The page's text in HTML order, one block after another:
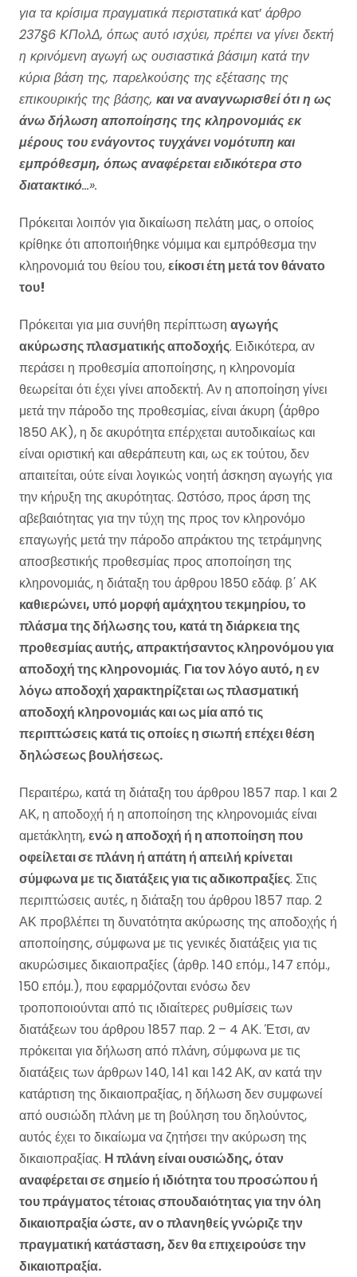
για τα κρίσιμα πραγματικά περιστατικάκατ’ άρθρο
237§6 ΚΠολΔ, όπως αυτό ισχύει, πρέπει να γίνει δεκτή
η κρινόμενη αγωγή ως ουσιαστικά βάσιμη κατά την
κύρια βάση της, παρελκούσης της εξέτασης της
επικουρικής της βάσης, και να αναγνωρισθεί ότι η ως
άνω δήλωση αποποίησης της κληρονομιάς εκ
μέρους του ενάγοντος τυγχάνει νομότυπη και
εμπρόθεσμη, όπως αναφέρεται ειδικότερα στο
διατακτικό…».
Πρόκειται λοιπόν για δικαίωση πελάτη μας, ο οποίος
κρίθηκε ότι αποποιήθηκε νόμιμα και εμπρόθεσμα την
κληρονομιά του θείου του,είκοσι έτη μετά τον θάνατο
του!
Πρόκειται για μια συνήθη περίπτωση αγωγής
ακύρωσης πλασματικής αποδοχής. Ειδικότερα, αν
περάσει η προθεσμία αποποίησης, η κληρονομία
θεωρείται ότι έχει γίνει αποδεκτή. Αν η αποποίηση γίνει
μετά την πάροδο της προθεσμίας, είναι άκυρη (άρθρο
1850 ΑΚ), η δε ακυρότητα επέρχεται αυτοδικαίως και
είναι οριστική και αθεράπευτη και, ως εκ τούτου, δεν
απαιτείται, ούτε είναι λογικώς νοητή άσκηση αγωγής για
την κήρυξη της ακυρότητας. Ωστόσο, προς άρση της
αβεβαιότητας για την τύχη της προς τον κληρονόμο
επαγωγής μετά την πάροδο απράκτου της τετράμηνης
αποσβεστικής προθεσμίας προς αποποίηση της
κληρονομιάς, η διάταξη του άρθρου 1850 εδάφ. β΄ ΑΚ
καθιερώνει, υπό μορφή αμάχητου τεκμηρίου, το
πλάσμα της δήλωσης του, κατά τη διάρκεια της
προθεσμίας αυτής, απρακτήσαντος κληρονόμου για
αποδοχή της κληρονομιάς. Για τον λόγο αυτό, η εν
λόγω αποδοχή χαρακτηρίζεται ως πλασματική
αποδοχή κληρονομιάς και ως μία από τις
περιπτώσεις κατά τις οποίες η σιωπή επέχει θέση
δηλώσεως βουλήσεως.
Περαιτέρω, κατά τη διάταξη του άρθρου 1857 παρ. 1 και 2
ΑΚ, η αποδοχή ή η αποποίηση της κληρονομιάς είναι
αμετάκλητη,ενώ η αποδοχή ή η αποποίηση που
οφείλεται σε πλάνη ή απάτη ή απειλή κρίνεται
σύμφωνα με τις διατάξεις για τις αδικοπραξίες. Στις
περιπτώσεις αυτές, η διάταξη του άρθρου 1857 παρ. 2
ΑΚ προβλέπει τη δυνατότητα ακύρωσης της αποδοχής ή
αποποίησης, σύμφωνα με τις γενικές διατάξεις για τις
ακυρώσιμες δικαιοπραξίες (άρθρ. 140 επόμ., 147 επόμ.,
150 επόμ.), που εφαρμόζονται ενόσω δεν
τροποποιούνται από τις ιδιαίτερες ρυθμίσεις των
διατάξεων του άρθρου 1857 παρ. 2 – 4 ΑΚ. Έτσι, αν
πρόκειται για δήλωση από πλάνη, σύμφωνα με τις
διατάξεις των άρθρων 140, 141 και 142 ΑΚ, αν κατά την
κατάρτιση της δικαιοπραξίας, η δήλωση δεν συμφωνεί
από ουσιώδη πλάνη με τη βούληση του δηλούντος,
αυτός έχει το δικαίωμα να ζητήσει την ακύρωση της
δικαιοπραξίας. Η πλάνη είναι ουσιώδης, όταν
αναφέρεται σε σημείο ή ιδιότητα του προσώπου ή
του πράγματος τέτοιας σπουδαιότητας για την όλη
δικαιοπραξία ώστε, αν ο πλανηθείς γνώριζε την
πραγματική κατάσταση, δεν θα επιχειρούσε την
δικαιοπραξία.